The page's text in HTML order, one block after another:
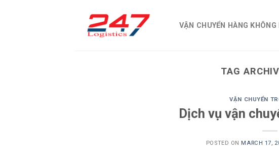
VẬN CHUYỂN HÀNG
TAG
VẬN CHUYỂN
Dịch vụ vận
POSTED ON MARCH 17,